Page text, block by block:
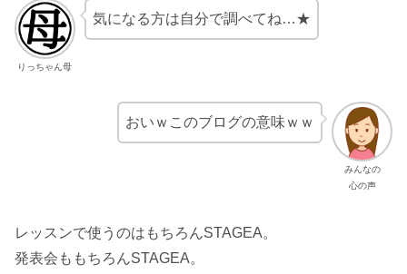
りっちゃん母
気になる方は自分で調べてね…★
みんなの
心の声
おいｗこのブログの意味ｗｗ
レッスンで使うのはもちろんSTAGEA。
発表会ももちろんSTAGEA。